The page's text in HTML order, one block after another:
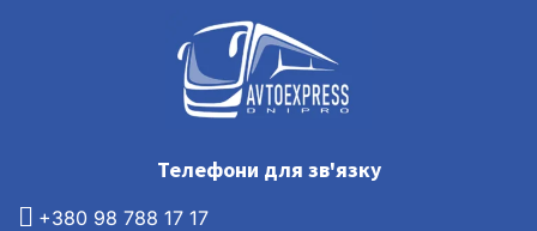
Телефони для зв'язку
+380 98 788 17 17